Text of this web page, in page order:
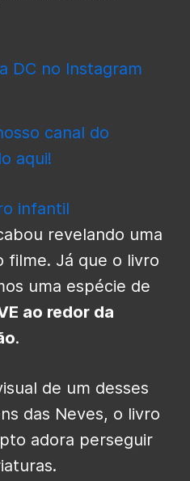
DC no Instagram
canal do
aqui!
infantil
revelando uma
filme. Já que o livro
uma espécie de
ao redor da
.
de um desses
das Neves, o livro
adora perseguir